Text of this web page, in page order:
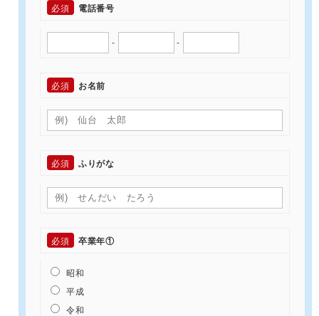
必須 電話番号
- -
必須 お名前
必須 ふりがな
必須 卒業年①
昭和
平成
令和